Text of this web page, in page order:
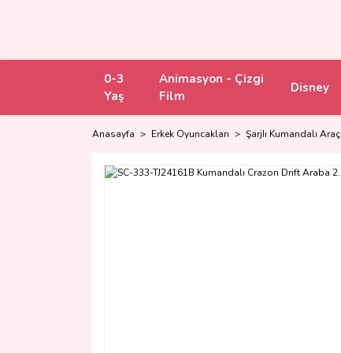
0-3
Yaş
Animasyon - Çizgi
Film
Disney
Anasayfa Erkek Oyuncakları ŞarjIı Kumandalı